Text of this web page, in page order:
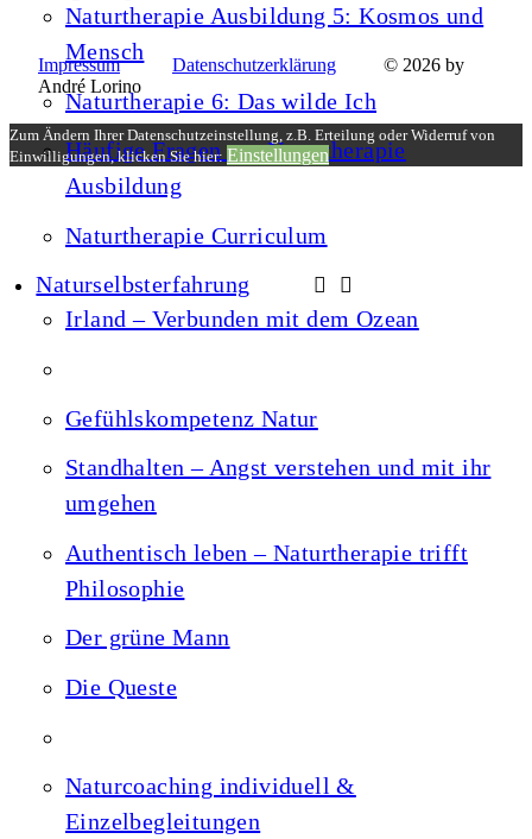
Naturtherapie Ausbildung 5: Kosmos und
Mensch
Naturtherapie 6: Das wilde Ich
Häufige Fragen zur Naturtherapie
Ausbildung
Naturtherapie Curriculum
Naturselbsterfahrung
Irland – Verbunden mit dem Ozean
Gefühlskompetenz Natur
Standhalten – Angst verstehen und mit ihr
umgehen
Authentisch leben – Naturtherapie trifft
Philosophie
Der grüne Mann
Die Queste
Naturcoaching individuell &
Einzelbegleitungen
Impressum Datenschutzerklärung © 2026 by
André Lorino
Zum Ändern Ihrer Datenschutzeinstellung, z.B. Erteilung oder Widerruf von
Einwilligungen, klicken Sie hier:Einstellungen